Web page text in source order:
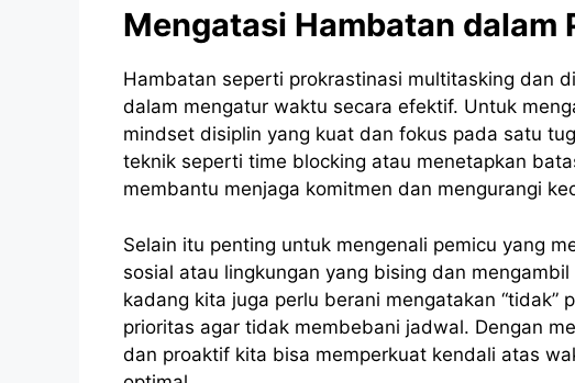
Mengatasi Hambatan dalam
Hambatan seperti prokrastinasi multitasking dan
dalam mengatur waktu secara efektif. Untuk
mindset disiplin yang kuat dan fokus pada satu
teknik seperti time blocking atau menetapkan
membantu menjaga komitmen dan mengurangi
Selain itu penting untuk mengenali pemicu yang
sosial atau lingkungan yang bising dan
kadang kita juga perlu berani mengatakan “tidak”
prioritas agar tidak membebani jadwal. Dengan
dan proaktif kita bisa memperkuat kendali atas